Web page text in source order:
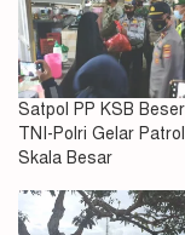
Satpol PP KSB
TNI-Polri Gelar
Skala Besar